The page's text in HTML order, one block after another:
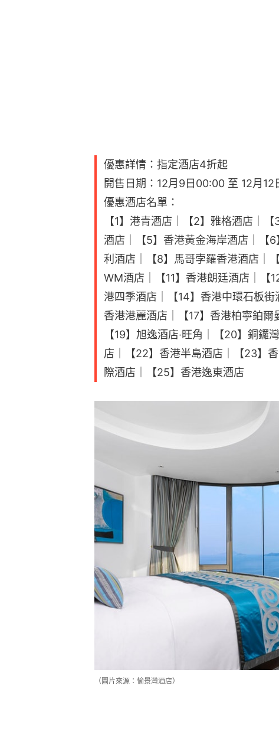
優惠詳情：指定酒店4折起
開售日期：12月9日00:00 至 12月12
優惠酒店名單：
【1】港青酒店｜【2】雅格酒店｜
酒店｜【5】香港黃金海岸酒店｜【
利酒店｜【8】馬哥孛羅香港酒店｜
WM酒店｜【11】香港朗廷酒店｜【
港四季酒店｜【14】香港中環石板街
香港港麗酒店｜【17】香港柏寧鉑爾
【19】旭逸酒店‧旺角｜【20】銅鑼
店｜【22】香港半島酒店｜【23】
際酒店｜【25】香港逸東酒店
（圖片來源：愉景灣酒店）